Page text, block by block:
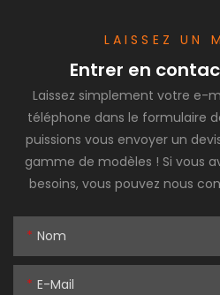
LAISSEZ UN
Entrer en
Laissez simplement votre e-
téléphone dans le formulaire
puissions vous envoyer un
gamme de modèles ! Si vous
besoins, vous pouvez nous
Nom
E-Mail